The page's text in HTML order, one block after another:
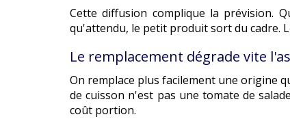
Cette diffusion complique la prévision.
qu'attendu, le petit produit sort du cadre.
Le remplacement dégrade vite
On remplace plus facilement une origine
de cuisson n'est pas une tomate de
coût portion.